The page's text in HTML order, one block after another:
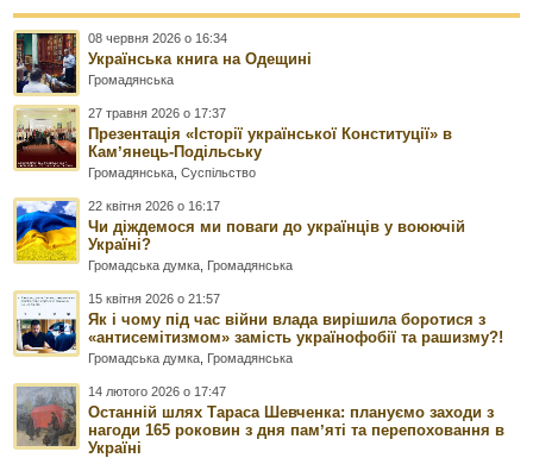
08 червня 2026 о 16:34
Українська книга на Одещині
Громадянська
27 травня 2026 о 17:37
Презентація «Історії української Конституції» в
Камʼянець-Подільську
Громадянська ,Суспільство
22 квітня 2026 о 16:17
Чи діждемося ми поваги до українців у воюючій
Україні?
Громадська думка Громадянська
15 квітня 2026 о 21:57
Як і чому під час війни влада вирішила боротися з
«антисемітизмом» замість українофобії та рашизму?!
Громадська думка Громадянська
14 лютого 2026 о 17:47
Останній шлях Тараса Шевченка: плануємо заходи з
нагоди 165 роковин з дня памʼяті та перепоховання в
Україні